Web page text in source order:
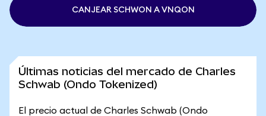
CANJEAR SCHWON A VNQON
Últimas noticias del mercado de Charles
Schwab (Ondo Tokenized)
El precio actual de Charles Schwab (Ondo